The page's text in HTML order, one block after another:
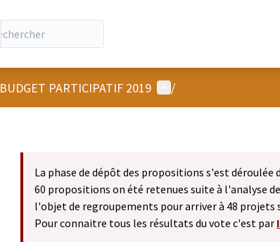
BUDGET PARTICIPATIF 2019 Menu utilisateur
/
La phase de dépôt des propositions s'est déroulée
60 propositions on été retenues suite à l'analyse
l'objet de regroupements pour arriver à 48 projets
Pour connaitre tous les résultats du vote c'est par